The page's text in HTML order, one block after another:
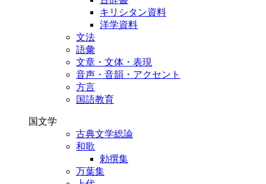
キリシタン資料
洋学資料
文法
語彙
文章・文体・表現
音声・音韻・アクセント
方言
国語教育
国文学
古典文学総論
和歌
勅撰集
万葉集